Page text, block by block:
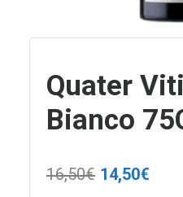
Quater
Bianco
16,50€ Il
14,50€